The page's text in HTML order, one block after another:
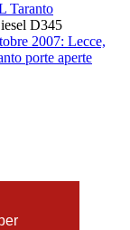
Taranto
D345
2007: Lecce,
porte aperte